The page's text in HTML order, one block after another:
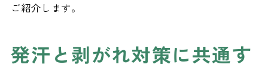
ご紹介します。
発汗と剥がれ対策に共通す